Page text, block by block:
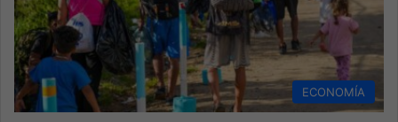
ECONOMÍA